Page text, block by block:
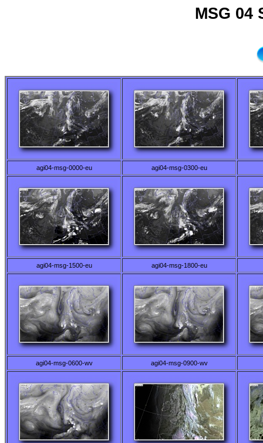
MSG 04
agi04-msg-0000-eu agi04-msg-0300-eu
agi04-msg-1500-eu agi04-msg-1800-eu
agi04-msg-0600-wv agi04-msg-0900-wv